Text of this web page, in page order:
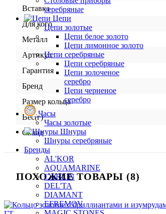
серебряные
Цепи
Цепи золотые
Цепи белое золото
Цепи лимонное золото
Цепи серебряные
Цепи серебряные
Цепи золоченое
серебро
Цепи черненое
серебро
Часы
Часы золотые
Шнуры
Шнуры серебряные
Бренды
AL'KOR
AQUAMARINE
CARLIN
DEL'TA
DIAMANT
EFREMOV
Вставка
Для кого
Металл
Артикул
Гарантия
Бренд
Размер кольца
Вес(г)
Склад
ПОХОЖИЕ ТОВАРЫ (8)